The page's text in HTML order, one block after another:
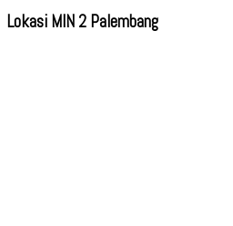
Lokasi MIN 2 Palembang